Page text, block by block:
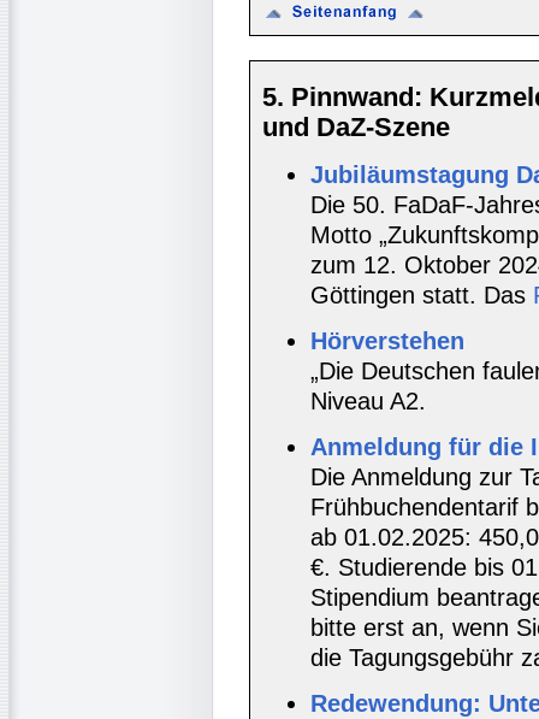
5. Pinnwand:
und DaZ-Szene
Jubiläumstagung
Die 50. FaDaF-
Motto
zum 12. Oktober
Göttingen statt. Das
Hörverstehen
„Die Deutschen
Niveau A2.
Anmeldung für die
Die Anmeldung zur
Frühbuchendentarif
ab 01.02.2025:
€. Studierende bis
Stipendium
bitte erst an, wenn
die Tagungsgebühr
Redewendung: